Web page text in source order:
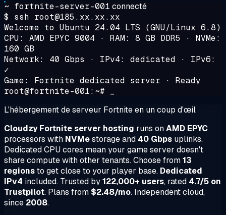
~ fortnite-server-001 connecté
$ ssh root@185.xx.xx.xx
Welcome to Ubuntu 24.04 LTS (GNU/Linux 6.8)
CPU: AMD EPYC 9004 · RAM: 8 GB DDR5 · NVMe:
160 GB
Network: 40 Gbps · IPv4: dedicated · IPv6:
✓
Game: Fortnite dedicated server · Ready
root@fortnite-001:~# _
L'hébergement de serveur Fortnite en un coup d'œil
Cloudzy Fortnite server hosting runs onAMD EPYC
processors with NVMestorage and 40 Gbps uplinks.
Dedicated CPU cores mean your game server doesn't
share compute with other tenants. Choose from13
regionsto get close to your player base. Dedicated
IPv4 included. Trusted by122,000+ users, rated 4.7/5 on
Trustpilot. Plans from $2.48/mo. Independent cloud,
since 2008.